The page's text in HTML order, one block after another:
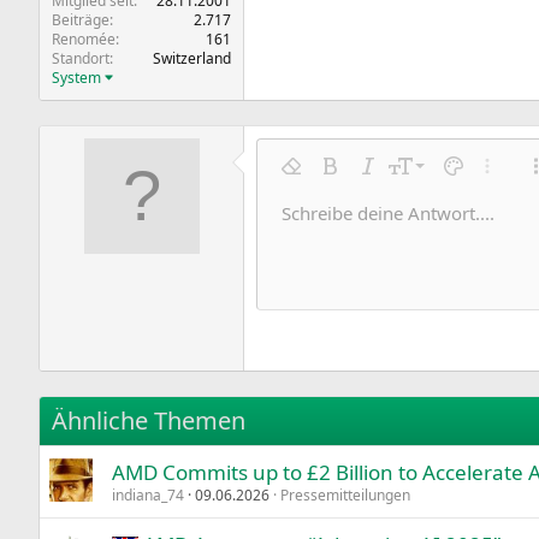
Beiträge
2.717
Renomée
161
Standort
Switzerland
System
Formatierung entfernen
Fett KursivSchriftgröße
9
10
18
Textfarbe
Schriftfamilie
Arial
Times New Roman
Verdana
Durchgestrichen
Unterstrichen
Inline-Code
Inline-Spoiler
Insert horizontal line
SpoilerCode
Schreibe deine Antwort....
Ähnliche Themen
AMD Commits up to £2 Billion to
indiana_74 09.06.2026 Pressemitteilungen